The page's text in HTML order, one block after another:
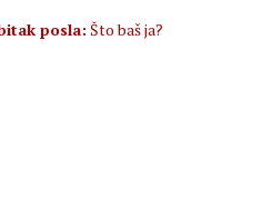
posla: Što baš ja?